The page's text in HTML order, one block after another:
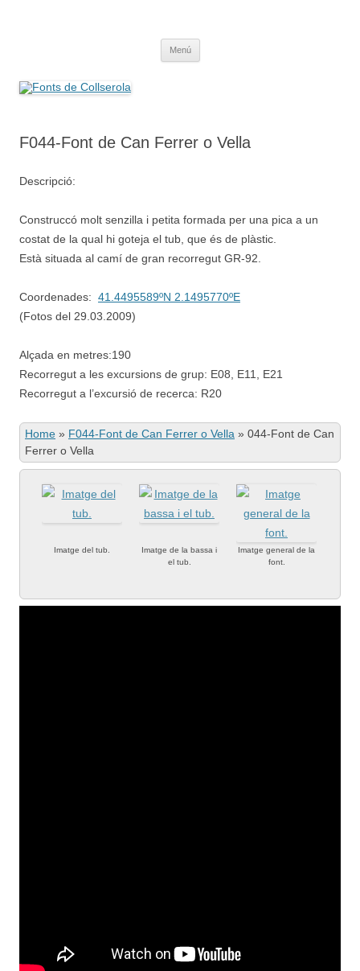
Menú
F044-Font de Can Ferrer o Vella
Descripció:
Construccó molt senzilla i petita formada per una pica a un
costat de la qual hi goteja el tub, que és de plàstic.
Està situada al camí de gran recorregut GR-92.
Coordenades: 41.4495589ºN 2.1495770ºE
(Fotos del 29.03.2009)
Alçada en metres:190
Recorregut a les excursions de grup: E08, E11, E21
Recorregut a l’excursió de recerca: R20
Home » F044-Font de Can Ferrer o Vella » 044-Font de Can
Ferrer o Vella
Imatge del tub.
Imatge de la bassa i
el tub.
Imatge general de la
font.